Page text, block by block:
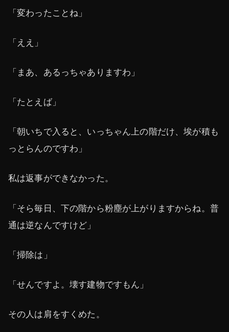
「変わったことね」
「ええ」
「まあ、あるっちゃありますわ」
「たとえば」
「朝いちで入ると、いっちゃん上の階だけ、埃が積も
っとらんのですわ」
私は返事ができなかった。
「そら毎日、下の階から粉塵が上がりますからね。普
通は逆なんですけど」
「掃除は」
「せんですよ。壊す建物ですもん」
その人は肩をすくめた。